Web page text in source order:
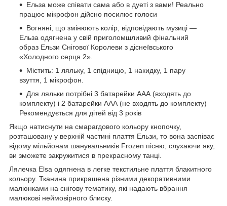
Ельза може співати сама або в дуеті з вами! Реально
працює мікрофон дійсно посилює голоси
Вогняні, що змінюють колір, відповідають музиці —
Ельза одягнена у свій приголомшливий фінальний
образ Ельзи Снігової Королеви з діснеївського
«Холодного серця 2».
Містить: 1 ляльку, 1 спідницю, 1 накидку, 1 пару
взуття, 1 мікрофон.
Для ляльки потрібні 3 батарейки ААА (входять до
комплекту) і 2 батарейки ААА (не входять до комплекту)
Рекомендується для дітей від 3 років
Якщо натиснути на смарагдового кольору кнопочку,
розташовану у верхній частині плаття Ельзи, то вона заспіває
відому мільйонам шанувальників Frozen пісню, слухаючи яку,
ви зможете закружитися в прекрасному танці.
Лялечка Elsa одягнена в легке текстильне плаття блакитного
кольору. Тканина прикрашена різними декоративними
малюнками на снігову тематику, які надають вбрання
малюкові неймовірного блиску.